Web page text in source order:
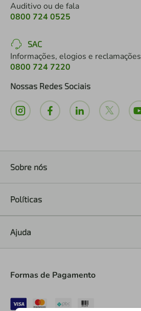
Auditivo ou de fala
0800 724 0525
SAC
Informações, elogios e reclamações
0800 724 7220
Nossas Redes Sociais
Sobre nós
Políticas
Ajuda
Formas de Pagamento